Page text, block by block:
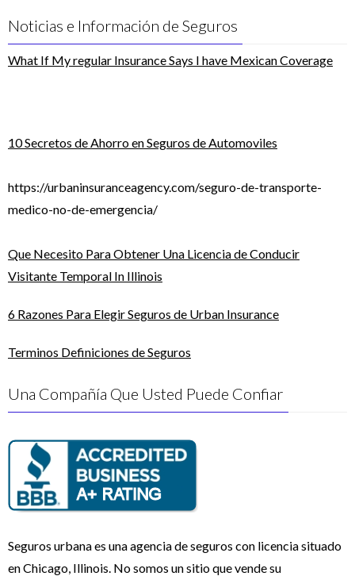
Noticias e Información de Seguros
What If My regular Insurance Says I have Mexican Coverage
10 Secretos de Ahorro en Seguros de Automoviles
https://urbaninsuranceagency.com/seguro-de-transporte-
medico-no-de-emergencia/
Que Necesito Para Obtener Una Licencia de Conducir
Visitante Temporal In Illinois
6 Razones Para Elegir Seguros de Urban Insurance
Terminos Definiciones de Seguros
Una Compañía Que Usted Puede Confiar
Seguros urbana es una agencia de seguros con licencia situado
en Chicago, Illinois. No somos un sitio que vende su